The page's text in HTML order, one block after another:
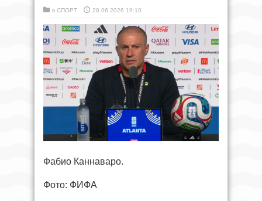
в СПОРТ 28.06.2026 19:10
Фабио Каннаваро.
Фото: ФИФА